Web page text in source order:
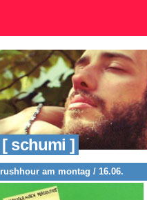
[ schumi ]
rushhour am montag / 16.06.